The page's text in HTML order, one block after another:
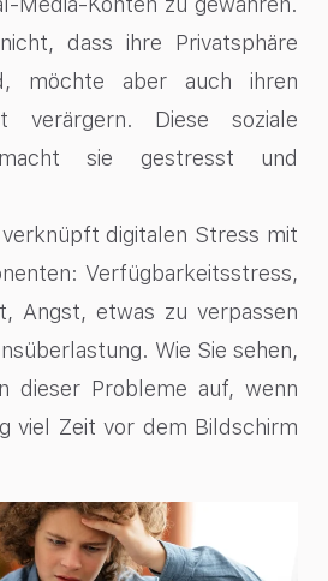
dass ihre Privatsphäre
möchte aber auch ihren
verärgern. Diese soziale
sie gestresst und
verknüpft digitalen Stress mit
Verfügbarkeitsstress,
Angst, etwas zu verpassen
Wie Sie sehen,
dieser Probleme auf, wenn
viel Zeit vor dem Bildschirm